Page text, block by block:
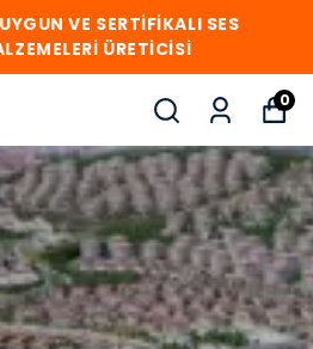
VE SERTİFİKALI SES
ÜRETİCİSİ
0